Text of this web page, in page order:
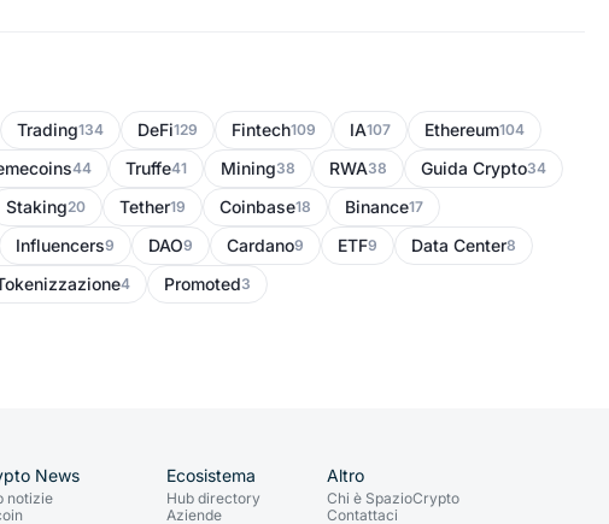
Trading134 DeFi129 Fintech109 IA107 Ethereum104
44 Truffe41 Mining38 RWA38 Guida Crypto34
Staking20 Tether19 Coinbase18 Binance17
Influencers9 DAO9 Cardano9 ETF9 Data Center8
4 Promoted3
News
notizie
Ecosistema
Hub directory
Aziende
Altro
Chi è SpazioCrypto
Contattaci